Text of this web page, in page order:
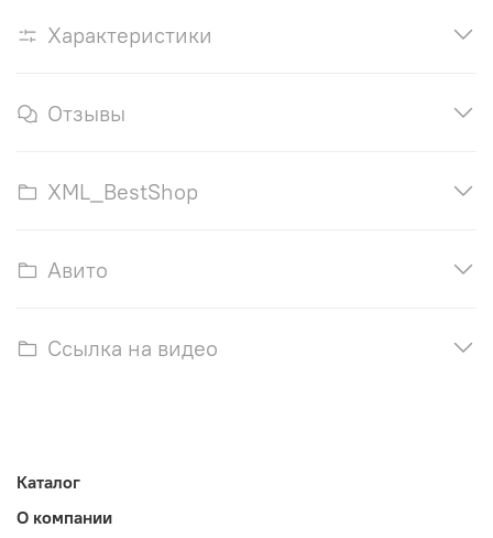
Характеристики
Отзывы
XML_BestShop
Авито
Ссылка на видео
Каталог
О компании